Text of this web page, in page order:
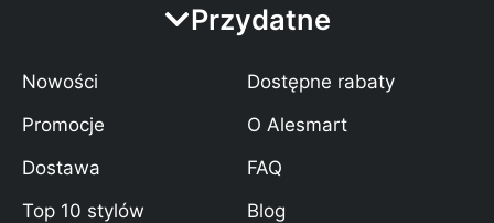
Przydatne
Nowości
Promocje
Dostawa
Top 10 stylów
Dostępne rabaty
O Alesmart
FAQ
Blog